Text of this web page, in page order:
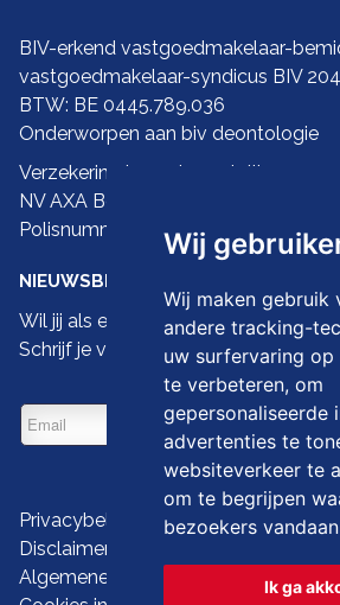
Wij
Wij maken gebruik
andere tracking-
uw surfervaring
te verbeteren, om
gepersonaliseerde
advertenties te
websiteverkeer te
om te begrijpen
bezoekers
Ik ga
BIV-erkend vastgoedmakelaar-
vastgoedmakelaar-syndicus BIV
BTW: BE 0445.789.036
Onderworpen aan biv deontologie
Verzekering ba en borgstelling:
NV AXA Belgium
Polisnummer 730.390.160
NIEUWSBRIEF
Wil jij als eerste de nieuwste
Schrijf je vandaag dan in op onze
Privacybeleid
Disclaimer
Algemene gebruiksvoorwaarden